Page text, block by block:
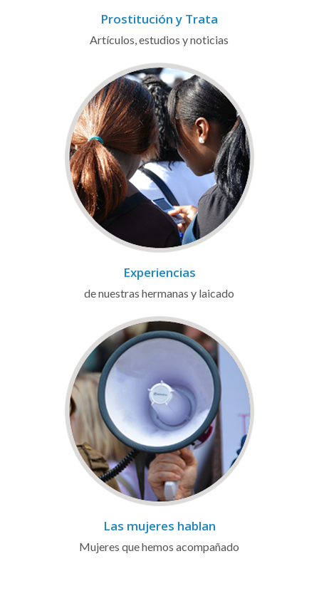
Prostitución y Trata
Artículos, estudios y noticias
Experiencias
de nuestras hermanas y laicado
Las mujeres hablan
Mujeres que hemos acompañado